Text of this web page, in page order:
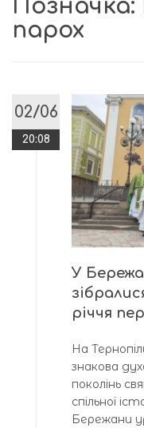
Позначка:
парох
02/06
20:08
У
річчя
На
знакова
поколінь
спільної
Бережани